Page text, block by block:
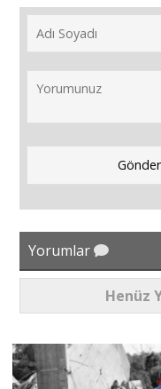
Yorumlar
Henüz